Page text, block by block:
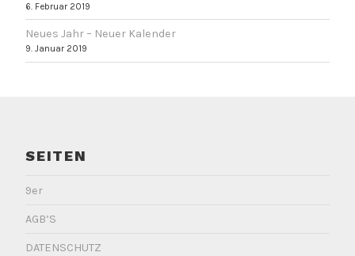
6. Februar 2019
Neues Jahr – Neuer Kalender
9. Januar 2019
SEITEN
9er
AGB’S
DATENSCHUTZ